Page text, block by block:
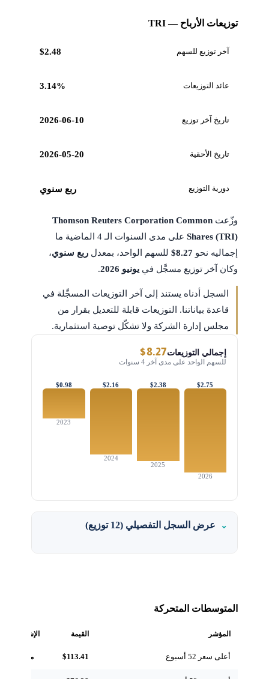
توزيعات الأرباح — TRI
آخر توزيع للسهم $2.48
عائد التوزيعات 3.14%
تاريخ آخر توزيع 2026-06-10
تاريخ الأحقية 2026-05-20
دورية التوزيع ربع سنوي
وزّعت Thomson Reuters Corporation Common
Shares (TRI)
على مدى السنوات الـ 4 الماضية ما
إجماليه نحو $8.27للسهم الواحد، بمعدل ربع سنوي،
وكان آخر توزيع مسجَّل في يونيو 2026 .
السجل أدناه يستند إلى آخر التوزيعات المسجَّلة في
قاعدة بياناتنا. التوزيعات قابلة للتعديل بقرار من
مجلس إدارة الشركة ولا تشكّل توصية استثمارية.
إجمالي التوزيعات$8.27
للسهم الواحد على مدى آخر 4 سنوات
$2.75
2026
$2.38
2025
$2.16
2024
$0.98
2023
عرض السجل التفصيلي (12 توزيع)
المتوسطات المتحركة
المؤشر القيمة الإشارة
أعلى سعر 52 أسبوع $113.41 مرجعي